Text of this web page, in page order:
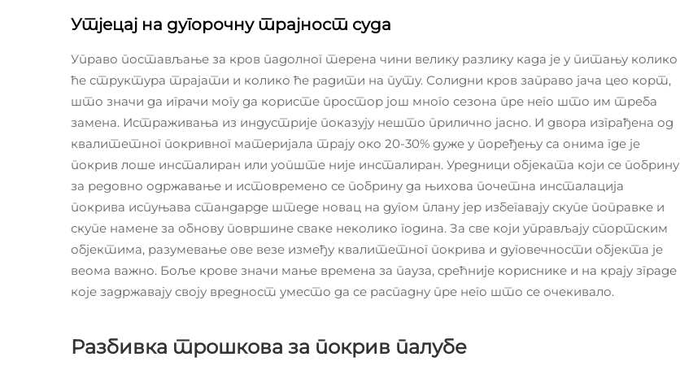
Утјецај на дугорочну трајност суда
Управо постављање за кров падолног терена чини велику разлику када је у питању колико
ће структура трајати и колико ће радити на путу. Солидни кров заправо јача цео корт,
што значи да играчи могу да користе простор још много сезона пре него што им треба
замена. Истраживања из индустрије показују нешто прилично јасно. И двора изграђена од
квалитетног покривног материјала трају око 20-30% дуже у поређењу са онима где је
покрив лоше инсталиран или уопште није инсталиран. Уредници објеката који се побрину
за редовно одржавање и истовремено се побрину да њихова почетна инсталација
покрива испуњава стандарде штеде новац на дугом плану јер избегавају скупе поправке и
скупе намене за обнову површине сваке неколико година. За све који управљају спортским
објектима, разумевање ове везе између квалитетног покрива и дуговечности објекта је
веома важно. Боље крове значи мање времена за пауза, срећније кориснике и на крају зграде
које задржавају своју вредност уместо да се распадну пре него што се очекивало.
Разбивка трошкова за покрив палубе